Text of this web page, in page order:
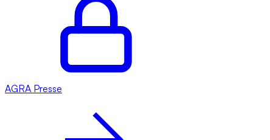
AGRA Presse